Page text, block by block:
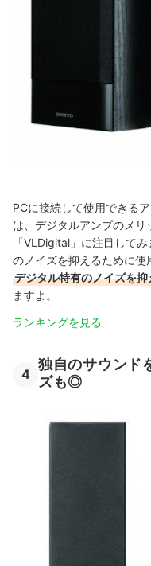
PCに接続して使用できる
は、デジタルアンプのメ
「VLDigital」に注目して
のノイズを抑えるために使
デジタル特有のノイズを
ますよ。
ランキングを見る
4
独自のサウンド
ズも◎